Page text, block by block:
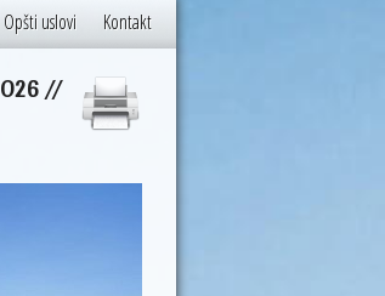
Opšti uslovi Kontakt
//